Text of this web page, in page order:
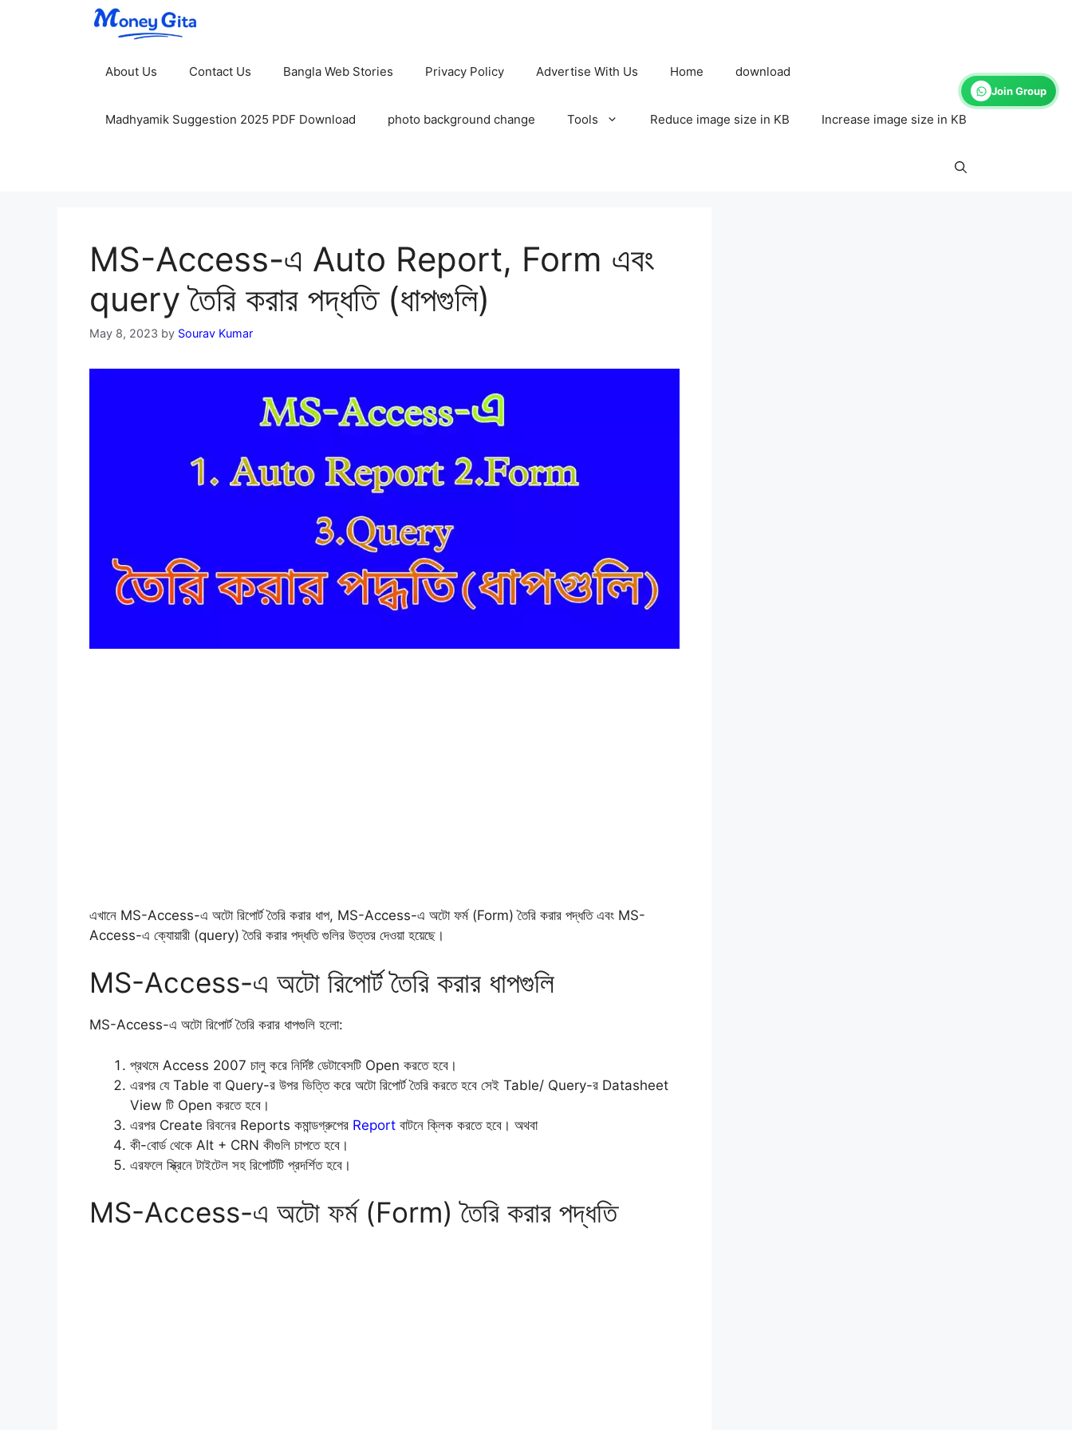
Join Group
About Us Contact Us Bangla Web Stories Privacy Policy Advertise With Us Home download
Madhyamik Suggestion 2025 PDF Download photo background change Tools Reduce image size in KB Increase image size in KB
MS-Access-এ Auto Report, Form এবং
query তৈরি করার পদ্ধতি (ধাপগুলি)
May 8, 2023 by Sourav Kumar
এখানে MS-Access-এ অটো রিপোর্ট তৈরি করার ধাপ, MS-Access-এ অটো ফর্ম (Form) তৈরি করার পদ্ধতি এবং MS-
Access-এ ক্যোয়ারী (query) তৈরি করার পদ্ধতি গুলির উত্তর দেওয়া হয়েছে।
MS-Access-এ অটো রিপোর্ট তৈরি করার ধাপগুলি
MS-Access-এ অটো রিপোর্ট তৈরি করার ধাপগুলি হলো:
প্রথমে Access 2007 চালু করে নির্দিষ্ট ডেটাবেসটি Open করতে হবে।
এরপর যে Table বা Query-র উপর ভিত্তি করে অটো রিপোর্ট তৈরি করতে হবে সেই Table/ Query-র Datasheet
View টি Open করতে হবে।
এরপর Create রিবনের Reports কমান্ডগ্রুপের Report বাটনে ক্লিক করতে হবে। অথবা
কী-বোর্ড থেকে Alt + CRN কীগুলি চাপতে হবে।
এরফলে স্ক্রিনে টাইটেল সহ রিপোর্টটি প্রদর্শিত হবে।
MS-Access-এ অটো ফর্ম (Form) তৈরি করার পদ্ধতি